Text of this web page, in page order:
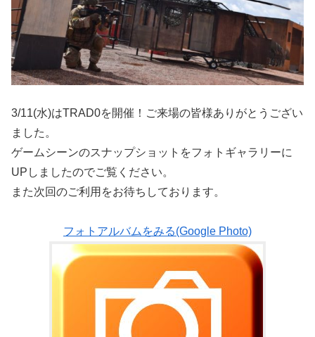
3/11(水)はTRAD0を開催！ご来場の皆様ありがとうござい
ました。
ゲームシーンのスナップショットをフォトギャラリーに
UPしましたのでご覧ください。
また次回のご利用をお待ちしております。
フォトアルバムをみる(Google Photo)